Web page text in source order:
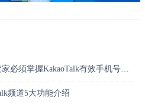
掌握KakaoTalk有效手机号码营销指南
频道5大功能介绍